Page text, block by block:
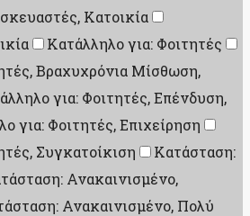
Κατοικία
Κατάλληλο για: Φοιτητές
Βραχυχρόνια Μίσθωση,
για: Φοιτητές, Επένδυση,
για: Φοιτητές, Επιχείρηση
Συγκατοίκιση
Κατάσταση:
Ανακαινισμένο,
Ανακαινισμένο, Πολύ